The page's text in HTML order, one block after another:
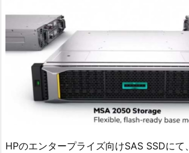
HPのエンタープライズ向けSAS SSDにて、